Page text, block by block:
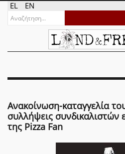
EL EN
Ανακοίνωση-καταγγελία
συλλήψεις
της Pizza Fan